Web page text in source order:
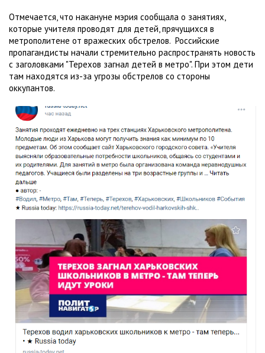
Отмечается, что накануне мэрия сообщала о занятиях,
которые учителя проводят для детей, прячущихся в
метрополитене от вражеских обстрелов. Российские
пропагандисты начали стремительно распространять новость
с заголовками "Терехов загнал детей в метро". При этом дети
там находятся из-за угрозы обстрелов со стороны
оккупантов.